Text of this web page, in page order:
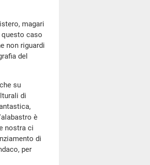
magari
caso
non riguardi
del
su
di
è
nostra ci
di
per